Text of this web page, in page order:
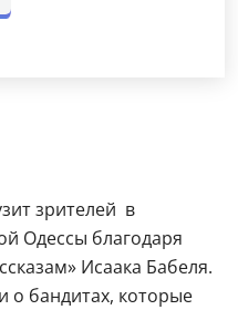
зрителей в
Одессы благодаря
Исаака Бабеля.
о бандитах, которые